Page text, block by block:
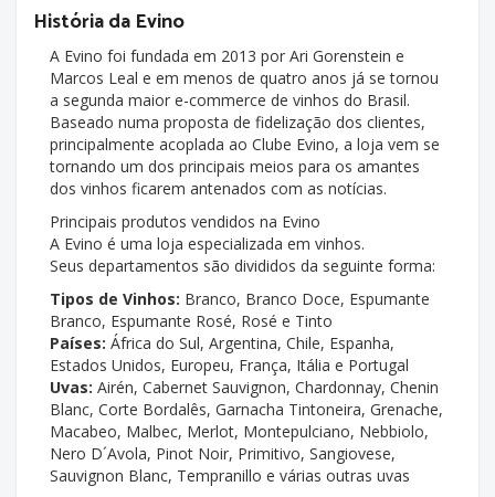
História da Evino
A Evino foi fundada em 2013 por Ari Gorenstein e
Marcos Leal e em menos de quatro anos já se tornou
a segunda maior e-commerce de vinhos do Brasil.
Baseado numa proposta de fidelização dos clientes,
principalmente acoplada ao Clube Evino, a loja vem se
tornando um dos principais meios para os amantes
dos vinhos ficarem antenados com as notícias.
Principais produtos vendidos na Evino
A Evino é uma loja especializada em vinhos.
Seus departamentos são divididos da seguinte forma:
Tipos de Vinhos: Branco, Branco Doce, Espumante
Branco, Espumante Rosé, Rosé e Tinto
Países: África do Sul, Argentina, Chile, Espanha,
Estados Unidos, Europeu, França, Itália e Portugal
Uvas: Airén, Cabernet Sauvignon, Chardonnay, Chenin
Blanc, Corte Bordalês, Garnacha Tintoneira, Grenache,
Macabeo, Malbec, Merlot, Montepulciano, Nebbiolo,
Nero D´Avola, Pinot Noir, Primitivo, Sangiovese,
Sauvignon Blanc, Tempranillo e várias outras uvas